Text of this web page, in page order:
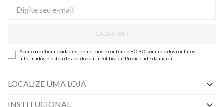
CADASTRAR
Aceito receber novidades, benefícios e conteúdo BO.BÔ por meio dos contatos
informados e estou de acordo com a Política de Privacidadeda marca.
LOCALIZE UMA LOJA
INSTITUCIONAL